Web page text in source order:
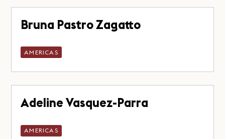
Bruna Pastro Zagatto
AMERICAS
Adeline Vasquez-Parra
AMERICAS